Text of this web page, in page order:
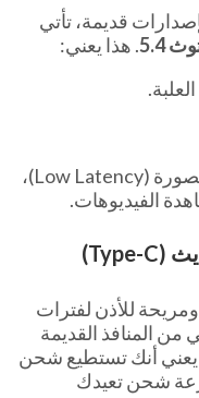
قديمة، تأتي
5.4
. هذا يعني:
تزامن دقيق جداً بين الصوت والصورة (Low Latency)،
الفيديوهات.
للأذن لفترات
ريلمي من المنافذ القديمة
يعني أنك تستطيع شحن
شحن تعيدك